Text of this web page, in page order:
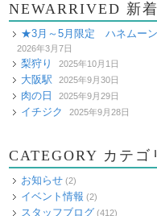
NEWARRIVED 新
★3月～5月限定 ハネムー
2026年3月7日
梨狩り 2025年10月1日
大阪駅 2025年9月30日
肉の日 2025年9月29日
イチジク 2025年9月28日
CATEGORY カテゴ
お知らせ (2)
イベント情報 (2)
スタッフブログ (412)